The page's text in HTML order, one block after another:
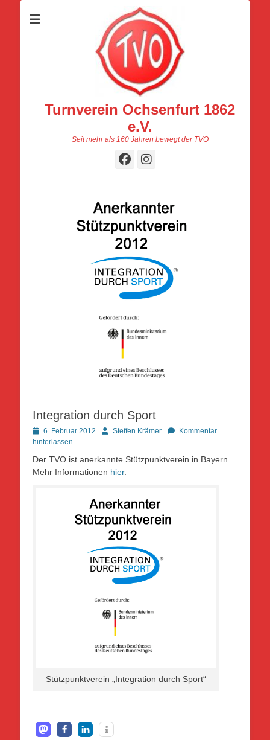
Turnverein Ochsenfurt 1862
e.V.
Seit mehr als 160 Jahren bewegt der TVO
Facebook
Instagram
Integration durch Sport
Posted
on
6. Februar 2012 AutorSteffen Krämer
Kommentar
hinterlassen
Der TVO ist anerkannte Stützpunktverein in Bayern.
Mehr Informationen hier.
Stützpunktverein „Integration durch Sport“